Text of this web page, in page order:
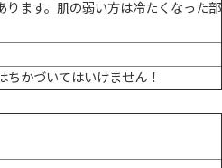
ます。肌の弱い方は冷たくなった部
かづいてはいけません！